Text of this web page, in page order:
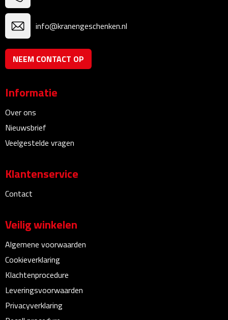
Picknick rugtassen
Lunchtassen
Heuptassen
Matrozentassen
Reisbekers
Opbergtasjes
Koffersloten
Bagageweegschalen
Bagageriemen
Bagagelabels
Reiskussens
info@kranengeschenken.nl
NEEM CONTACT OP
Informatie
Over ons
Nieuwsbrief
Veelgestelde vragen
Klantenservice
Contact
Veilig winkelen
Algemene voorwaarden
Cookieverklaring
Klachtenprocedure
Leveringsvoorwaarden
Privacyverklaring